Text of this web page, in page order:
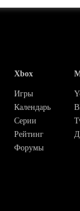
Xbox
Игры
Календарь
Серии
Рейтинг
Форумы